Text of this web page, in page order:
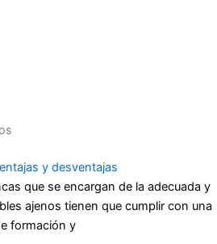
y desventajas
que se encargan de la adecuada y
ajenos tienen que cumplir con una
formación y